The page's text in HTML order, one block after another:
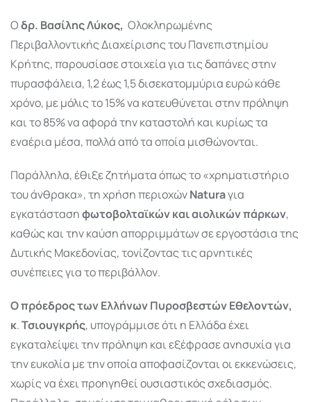
Οδρ. Βασίλης Λύκος, Ολοκληρωμένης
Περιβαλλοντικής Διαχείρισης του Πανεπιστημίου
Κρήτης, παρουσίασε στοιχεία για τις δαπάνες στην
πυρασφάλεια, 1,2 έως 1,5 δισεκατομμύρια ευρώ κάθε
χρόνο, με μόλις το 15% να κατευθύνεται στην πρόληψη
και το 85% να αφορά την καταστολή και κυρίως τα
εναέρια μέσα, πολλά από τα οποία μισθώνονται.
Παράλληλα, έθιξε ζητήματα όπως το «χρηματιστήριο
του άνθρακα», τη χρήση περιοχώνNaturaγια
εγκατάστασηφωτοβολταϊκών και αιολικών πάρκων,
καθώς και την καύση απορριμμάτων σε εργοστάσια της
Δυτικής Μακεδονίας, τονίζοντας τις αρνητικές
συνέπειες για το περιβάλλον.
Ο πρόεδρος των Ελλήνων Πυροσβεστών Εθελοντών,
κ.Τσιουγκρής, υπογράμμισε ότι η Ελλάδα έχει
εγκαταλείψει την πρόληψη και εξέφρασε ανησυχία για
την ευκολία με την οποία αποφασίζονται οι εκκενώσεις,
χωρίς να έχει προηγηθεί ουσιαστικός σχεδιασμός.